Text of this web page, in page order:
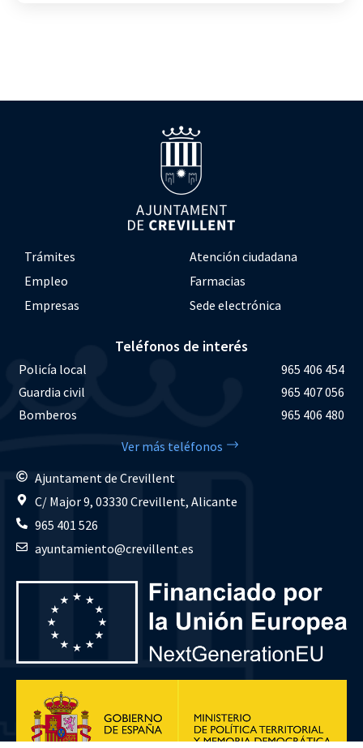
Trámites
Atención ciudadana
Empleo
Farmacias
Empresas
Sede electrónica
Teléfonos de interés
Policía local
965 406 454
Guardia civil
965 407 056
Bomberos
965 406 480
Ver más teléfonos
Ajuntament de Crevillent
C/ Major 9, 03330 Crevillent, Alicante
965 401 526
ayuntamiento@crevillent.es